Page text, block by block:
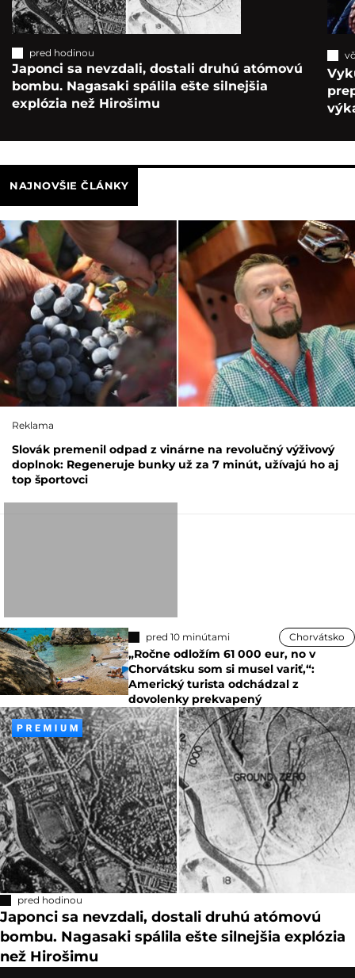
pred hodinou
Japonci sa nevzdali, dostali druhú atómovú
bombu. Nagasaki spálila ešte silnejšia
explózia než Hirošimu
NAJNOVŠIE ČLÁNKY
Reklama
Slovák premenil odpad z vinárne na revolučný výživový
doplnok: Regeneruje bunky už za 7 minút, užívajú ho aj
top športovci
pred 10 minútami Chorvátsko
„Ročne odložím 61 000 eur, no v
Chorvátsku som si musel variť,“:
Americký turista odchádzal z
dovolenky prekvapený
pred hodinou
Japonci sa nevzdali, dostali druhú atómovú
bombu. Nagasaki spálila ešte silnejšia explózia
než Hirošimu